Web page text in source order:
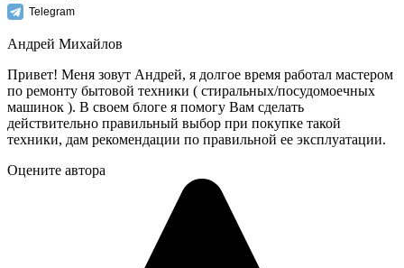
Telegram
Андрей Михайлов
Привет! Меня зовут Андрей, я долгое время работал мастером
по ремонту бытовой техники ( стиральных/посудомоечных
машинок ). В своем блоге я помогу Вам сделать
действительно правильный выбор при покупке такой
техники, дам рекомендации по правильной ее эксплуатации.
Оцените автора